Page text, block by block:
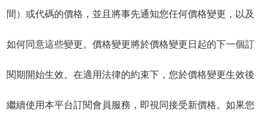
間）或代碼的價格，並且將事先通知您任何價格變更，以及
如何同意這些變更。價格變更將於價格變更日起的下一個訂
閱期開始生效。在適用法律的約束下，您於價格變更生效後
繼續使用本平台訂閱會員服務，即視同接受新價格。如果您